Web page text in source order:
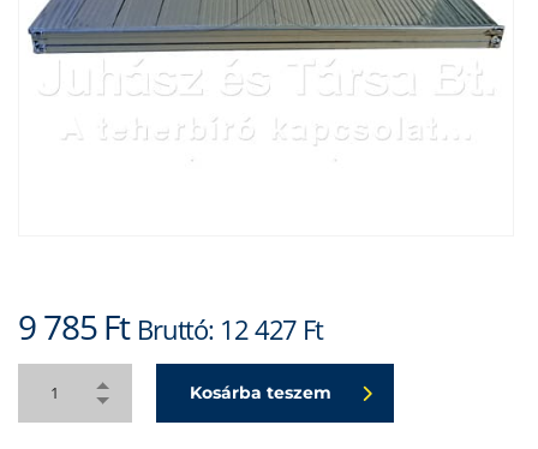
9 785Ft Bruttó: 12 427 Ft
Kosárba teszem